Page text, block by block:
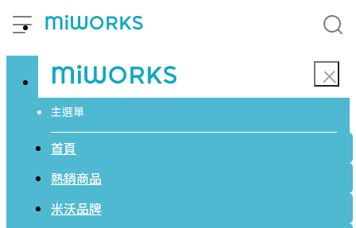
主選單
首頁
熱銷商品
米沃品牌